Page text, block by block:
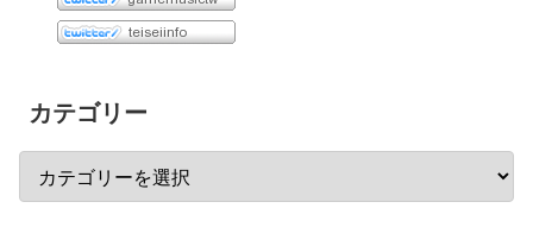
カテゴリー